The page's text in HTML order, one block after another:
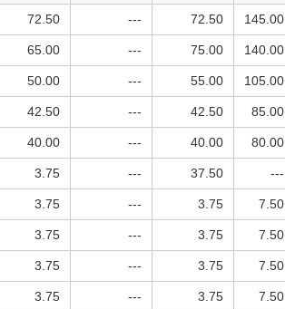
72.50 --- 72.50 145.00
65.00 --- 75.00 140.00
50.00 --- 55.00 105.00
42.50 --- 42.50 85.00
40.00 --- 40.00 80.00
3.75 --- 37.50 ---
3.75 --- 3.75 7.50
3.75 --- 3.75 7.50
3.75 --- 3.75 7.50
3.75 --- 3.75 7.50